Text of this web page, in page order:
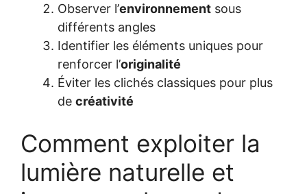
Observer l’environnement sous
différents angles
Identifier les éléments uniques pour
renforcer l’originalité
Éviter les clichés classiques pour plus
de créativité
Comment exploiter la
lumière naturelle et